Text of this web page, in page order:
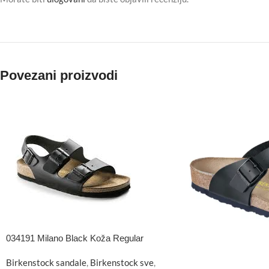
Povezani proizvodi
034191 Milano Black Koža Regular
Birkenstock sandale, Birkenstock sve,